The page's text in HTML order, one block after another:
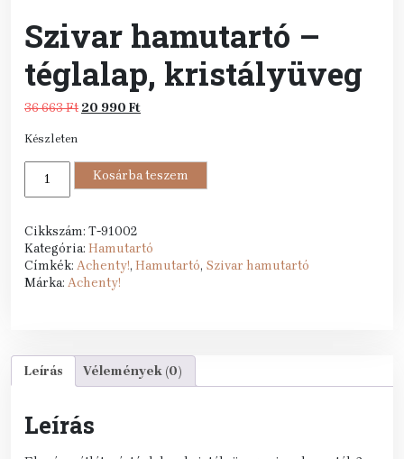
Szivar hamutartó –
téglalap, kristályüveg
36 663Ft Original
36
663 Ft.
20 990 FtCurrent
20
990 Ft.
Készleten
hamutartó
kristályüveg
mennyiség
Kosárba teszem
Cikkszám: T-91002
Kategória: Hamutartó
Címkék: Achenty!, Hamutartó, Szivar hamutartó
Márka: Achenty!
Leírás Vélemények (0)
Leírás